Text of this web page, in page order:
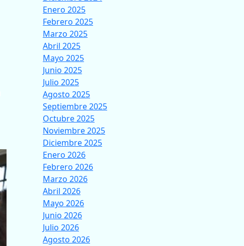
Enero 2025
Febrero 2025
Marzo 2025
Abril 2025
Mayo 2025
Junio 2025
Julio 2025
Agosto 2025
Septiembre 2025
Octubre 2025
Noviembre 2025
Diciembre 2025
Enero 2026
Febrero 2026
Marzo 2026
Abril 2026
Mayo 2026
Junio 2026
Julio 2026
Agosto 2026